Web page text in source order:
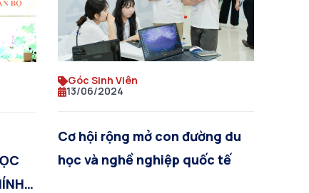
Góc Sinh Viên
13/06/2024
Cơ hội rộng mở con đường du
học và nghề nghiệp quốc tế